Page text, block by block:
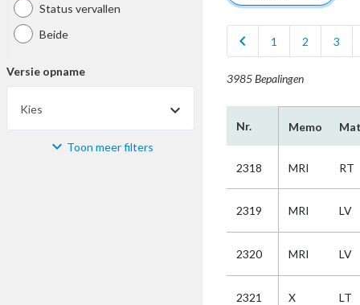
Status vervallen
Beide
Versie opname
Kies
Materiaal Toon meer filters
chevron_left 1 2 3
3985 Bepalingen
Nr. Memo
2318 MRI RT
2319 MRI LV
2320 MRI LV
2321 X LT